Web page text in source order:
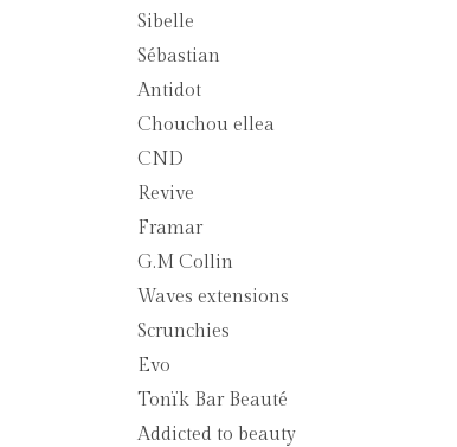
Sibelle
Sébastian
Antidot
Chouchou ellea
CND
Revive
Framar
G.M Collin
Waves extensions
Scrunchies
Evo
Tonïk Bar Beauté
Addicted to beauty